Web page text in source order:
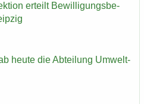
er­teilt Be­wil­li­gungs­be­
heute die Ab­tei­lung Um­welt­